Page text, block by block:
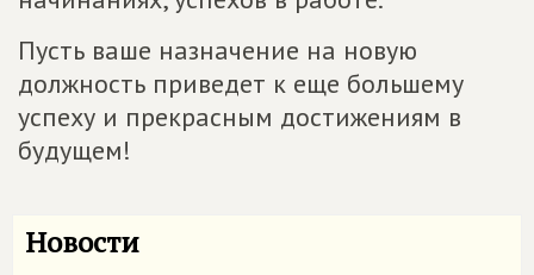
Пусть ваше назначение на новую
должность приведет к еще большему
успеху и прекрасным достижениям в
будущем!
Новости